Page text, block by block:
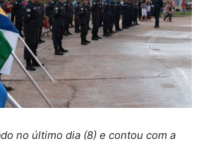
no último dia (8) e contou com a